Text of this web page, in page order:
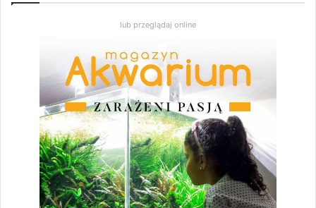
lub przeglądaj online